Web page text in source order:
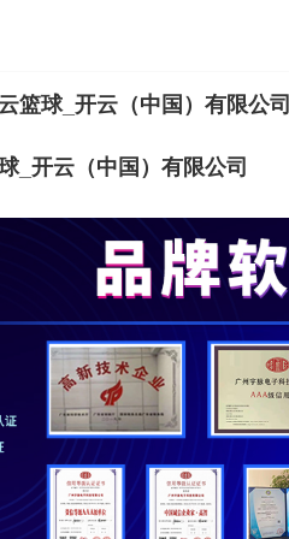
篮球_开云（中国）有限公司
_开云（中国）有限公司